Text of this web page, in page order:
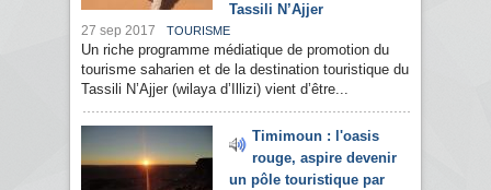
Tassili N’Ajjer
27 sep 2017 TOURISME
Un riche programme médiatique de promotion du
tourisme saharien et de la destination touristique du
Tassili N’Ajjer (wilaya d’Illizi) vient d’être...
Timimoun : l'oasis
rouge, aspire devenir
un pôle touristique par